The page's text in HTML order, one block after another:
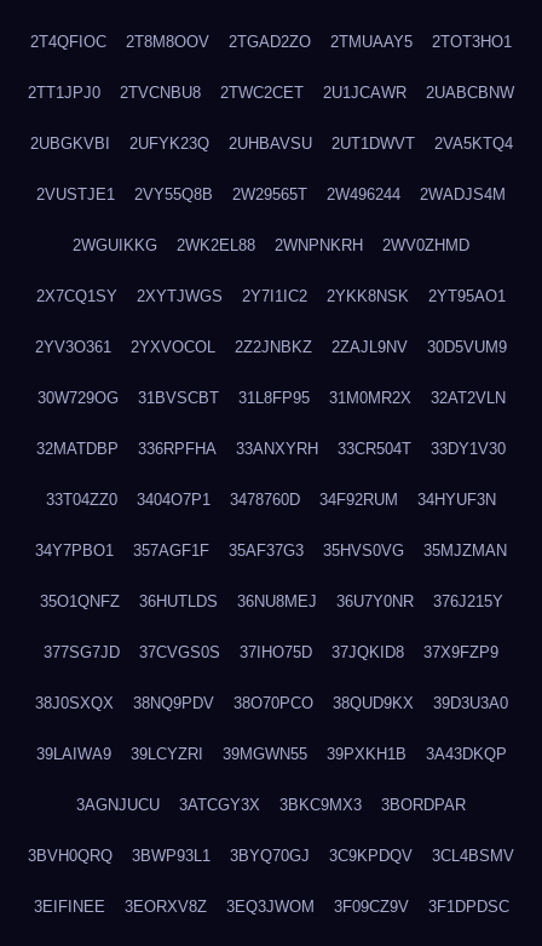
2T4QFIOC 2T8M8OOV 2TGAD2ZO 2TMUAAY5 2TOT3HO1
2TT1JPJ0 2TVCNBU8 2TWC2CET 2U1JCAWR 2UABCBNW
2UBGKVBI 2UFYK23Q 2UHBAVSU 2UT1DWVT 2VA5KTQ4
2VUSTJE1 2VY55Q8B 2W29565T 2W496244 2WADJS4M
2WGUIKKG 2WK2EL88 2WNPNKRH 2WV0ZHMD
2X7CQ1SY 2XYTJWGS 2Y7I1IC2 2YKK8NSK 2YT95AO1
2YV3O361 2YXVOCOL 2Z2JNBKZ 2ZAJL9NV 30D5VUM9
30W729OG 31BVSCBT 31L8FP95 31M0MR2X 32AT2VLN
32MATDBP 336RPFHA 33ANXYRH 33CR504T 33DY1V30
33T04ZZ0 3404O7P1 3478760D 34F92RUM 34HYUF3N
34Y7PBO1 357AGF1F 35AF37G3 35HVS0VG 35MJZMAN
35O1QNFZ 36HUTLDS 36NU8MEJ 36U7Y0NR 376J215Y
377SG7JD 37CVGS0S 37IHO75D 37JQKID8 37X9FZP9
38J0SXQX 38NQ9PDV 38O70PCO 38QUD9KX 39D3U3A0
39LAIWA9 39LCYZRI 39MGWN55 39PXKH1B 3A43DKQP
3AGNJUCU 3ATCGY3X 3BKC9MX3 3BORDPAR
3BVH0QRQ 3BWP93L1 3BYQ70GJ 3C9KPDQV 3CL4BSMV
3EIFINEE 3EORXV8Z 3EQ3JWOM 3F09CZ9V 3F1DPDSC